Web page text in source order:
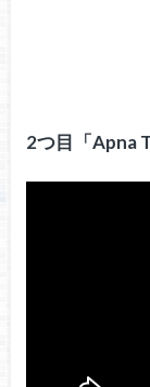
2つ目「Apna